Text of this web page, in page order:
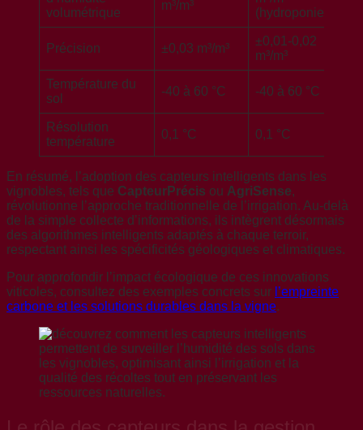
volumétrique
m³/m³
(hydroponie)
Précision ±0,03 m³/m³
±0,01-0,02
m³/m³
Température du
sol
-40 à 60 °C -40 à 60 °C
Résolution
température
0,1 °C 0,1 °C
En résumé, l’adoption des capteurs intelligents dans les
vignobles, tels que CapteurPrécis ou AgriSense,
révolutionne l’approche traditionnelle de l’irrigation. Au-delà
de la simple collecte d’informations, ils intègrent désormais
des algorithmes intelligents adaptés à chaque terroir,
respectant ainsi les spécificités géologiques et climatiques.
Pour approfondir l’impact écologique de ces innovations
viticoles, consultez des exemples concrets sur l’empreinte
carbone et les solutions durables dans la vigne.